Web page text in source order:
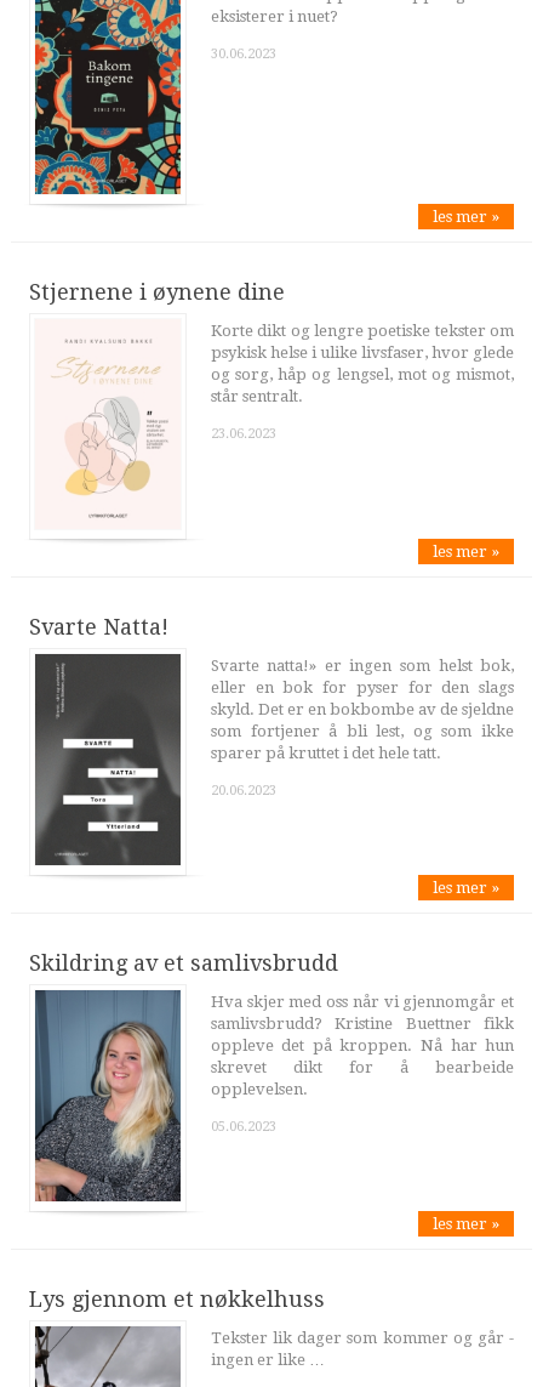
eksisterer i nuet?
30.06.2023
les mer »
Stjernene i øynene dine
Korte dikt og lengre poetiske tekster om
psykisk helse i ulike livsfaser, hvor glede
og sorg, håp og lengsel, mot og mismot,
står sentralt.
23.06.2023
les mer »
Svarte Natta!
Svarte natta!» er ingen som helst bok,
eller en bok for pyser for den slags
skyld. Det er en bokbombe av de sjeldne
som fortjener å bli lest, og som ikke
sparer på kruttet i det hele tatt.
20.06.2023
les mer »
Skildring av et samlivsbrudd
Hva skjer med oss når vi gjennomgår et
samlivsbrudd? Kristine Buettner fikk
oppleve det på kroppen. Nå har hun
skrevet dikt for å bearbeide
opplevelsen.
05.06.2023
les mer »
Lys gjennom et nøkkelhuss
Tekster lik dager som kommer og går -
ingen er like …